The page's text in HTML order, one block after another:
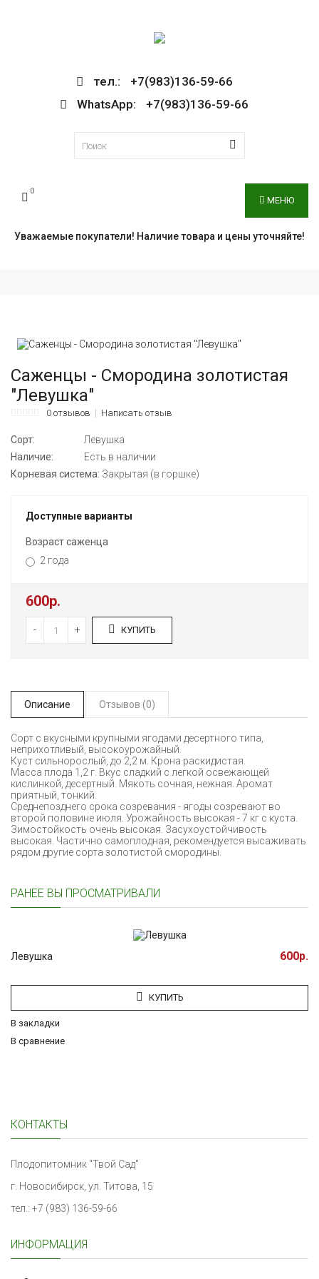
тел.: +7(983)136-59-66
WhatsApp: +7(983)136-59-66
0
МЕНЮ
Уважаемые покупатели! Наличие товара и цены уточняйте!
Саженцы - Смородина золотистая
"Левушка"
0 отзывов Написать отзыв
Сорт:
Левушка
Наличие:
Есть в наличии
Корневая система: Закрытая (в горшке)
Доступные варианты
Возраст саженца
2 года
600р.
- + КУПИТЬ
Описание Отзывов (0)
Сорт с вкусными крупными ягодами десертного типа,
неприхотливый, высокоурожайный.
Куст сильнорослый, до 2,2 м. Крона раскидистая.
Масса плода 1,2 г. Вкус сладкий с легкой освежающей
кислинкой, десертный. Мякоть сочная, нежная. Аромат
приятный, тонкий.
Среднепозднего срока созревания - ягоды созревают во
второй половине июля. Урожайность высокая - 7 кг с куста.
Зимостойкость очень высокая. Засухоустойчивость
высокая. Частично самоплодная, рекомендуется высаживать
рядом другие сорта золотистой смородины.
РАНЕЕ ВЫ ПРОСМАТРИВАЛИ
Левушка 600р.
КУПИТЬ
В закладки
В сравнение
КОНТАКТЫ
Плодопитомник "Твой Сад"
г. Новосибирск, ул. Титова, 15
тел.: +7 (983) 136-59-66
ИНФОРМАЦИЯ